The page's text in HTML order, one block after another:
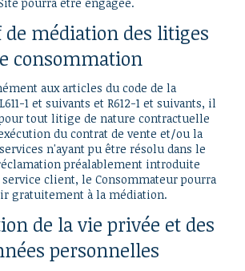
pourra être engagée.
de médiation des litiges
consommation
aux articles du code de la
1 et suivants et R612-1 et suivants, il
tout litige de nature contractuelle
du contrat de vente et/ou la
n'ayant pu être résolu dans le
préalablement introduite
client, le Consommateur pourra
gratuitement à la médiation.
de la vie privée et des
personnelles